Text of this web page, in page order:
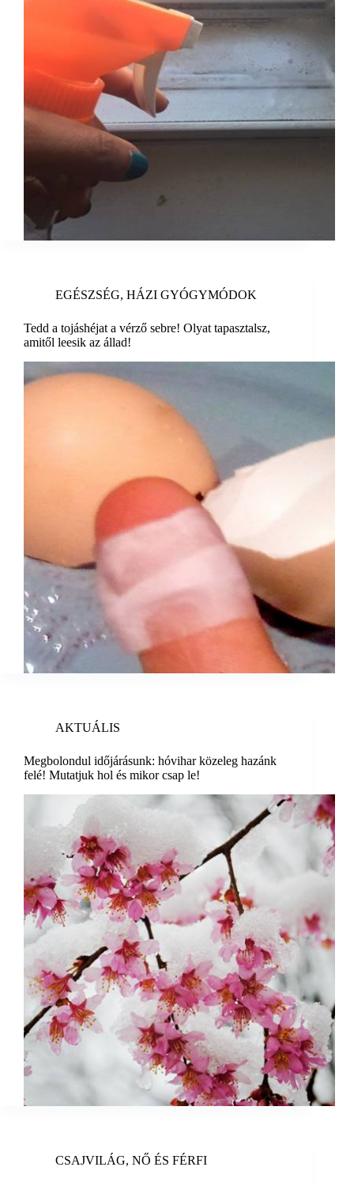
EGÉSZSÉG, HÁZI GYÓGYMÓDOK
Tedd a tojáshéjat a vérző sebre! Olyat tapasztalsz,
amitől leesik az állad!
AKTUÁLIS
Megbolondul időjárásunk: hóvihar közeleg hazánk
felé! Mutatjuk hol és mikor csap le!
CSAJVILÁG, NŐ ÉS FÉRFI